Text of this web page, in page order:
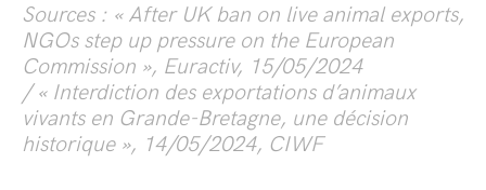
Sources : « After UK ban on live animal exports,
NGOs step up pressure on the European
Commission », Euractiv, 15/05/2024
/ « Interdiction des exportations d’animaux
vivants en Grande-Bretagne, une décision
historique », 14/05/2024, CIWF